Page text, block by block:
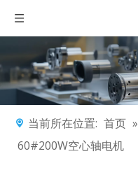
当前所在位置: 首页 »
60#200W空心轴电机